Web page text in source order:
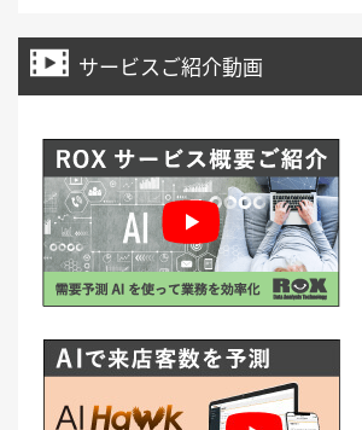
サービスご紹介動画